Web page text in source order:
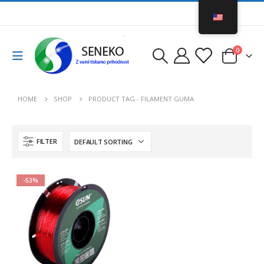
0
HOME SHOP PRODUCT TAG - FILAMENT GUMA
FILTER
-53%